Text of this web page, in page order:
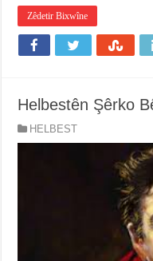
Zêdetir Bixwîne
Helbestên Şêrko
HELBEST